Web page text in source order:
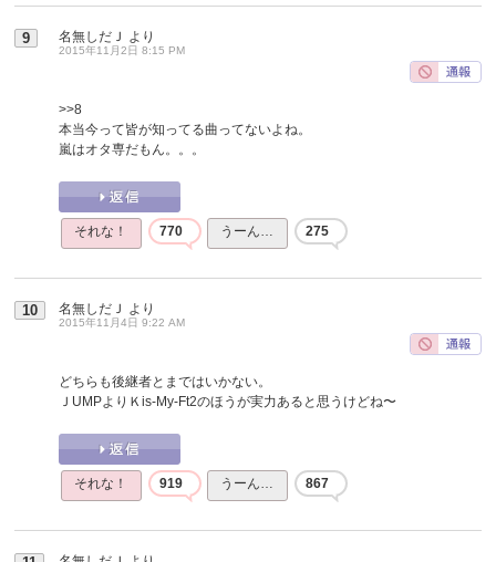
9 名無しだＪ より
2015年11月2日 8:15 PM
>>8
本当今って皆が知ってる曲ってないよね。
嵐はオタ専だもん。。。
それな！ 770 うーん… 275
10 名無しだＪ より
2015年11月4日 9:22 AM
どちらも後継者とまではいかない。
ＪUMPよりＫis-My-Ft2のほうが実力あると思うけどね〜
それな！ 919 うーん… 867